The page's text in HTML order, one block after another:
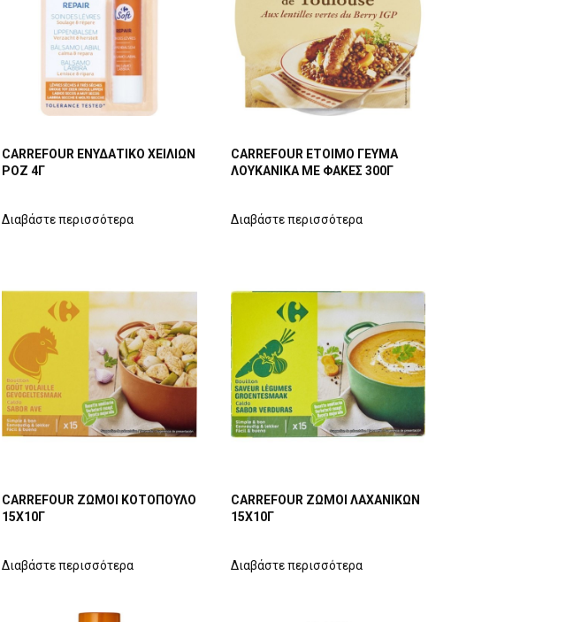
CARREFOUR ΕΝΥΔΑΤΙΚΟ ΧΕΙΛΙΩΝ
ΡΟΖ 4Γ
Διαβάστε περισσότερα
CARREFOUR ΕΤΟΙΜΟ ΓΕΥΜΑ
ΛΟΥΚΑΝΙΚΑ ΜΕ ΦΑΚΕΣ 300Γ
Διαβάστε περισσότερα
CARREFOUR ΖΩΜΟΙ ΚΟΤΟΠΟΥΛΟ
15Χ10Γ
Διαβάστε περισσότερα
CARREFOUR ΖΩΜΟΙ ΛΑΧΑΝΙΚΩΝ
15Χ10Γ
Διαβάστε περισσότερα